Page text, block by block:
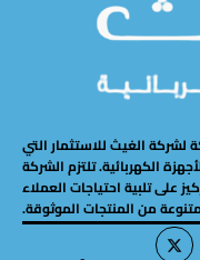
لشركة الغيث للاستثمار التي
الكهربائية. تلتزم الشركة
على تلبية احتياجات العملاء
من المنتجات الموثوقة.